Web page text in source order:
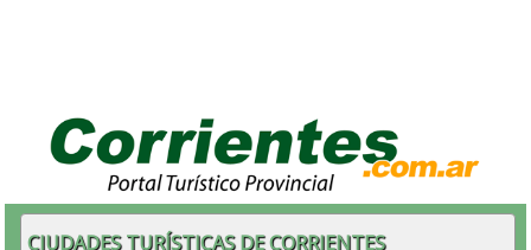
CIUDADES TURÍSTICAS DE CORRIENTES